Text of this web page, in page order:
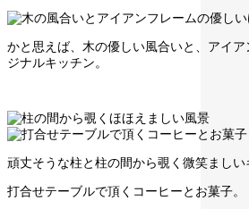
かと思えば、木の優しい風合いと、アイ
ジナルキッチン。
頑丈そうな柱と柱の間から覗く微笑ましい
打合せテーブルで頂くコーヒーとお菓子。